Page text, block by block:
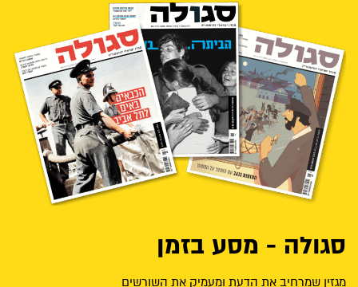
סגולה - מסע בזמן
מגזין שמרחיב את הדעת ומעמיק את השורשים